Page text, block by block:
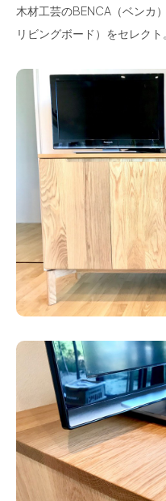
木材工芸のBENCA（ベンカ
リビングボード）をセレクト。